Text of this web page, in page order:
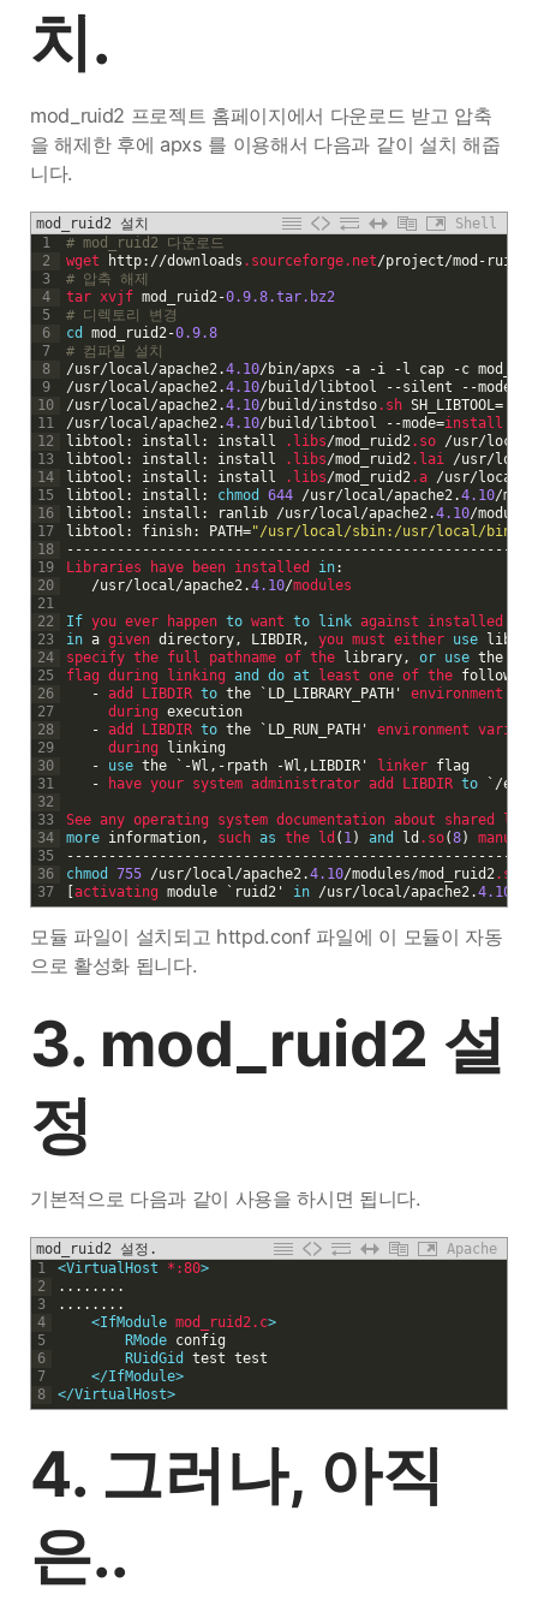
치.
mod_ruid2 프로젝트 홈페이지에서 다운로드 받고 압축
을 해제한 후에 apxs 를 이용해서 다음과 같이 설치 해줍
니다.
mod_ruid2 설치
Shell
1
2
3
4
5
6
7
8
9
10
11
12
13
14
15
16
17
18
19
20
21
22
23
24
25
26
27
28
29
30
31
32
33
34
35
36
37
# mod_ruid2 다운로드
wget
http: //downloads .sourceforge.net/project/mod - ruid
# 압축 해제
tar xvjf mod_ruid2 -0.9.8.tar.bz2
# 디렉토리 변경
cd
mod_ruid2 -0.9.8
# 컴파일 설치
/usr/local /apache2 .4.10/bin/apxs -a -i -l cap -c
/usr/local /apache2 .4.10/build /libtool --silent --mode
/usr/local /apache2 .4.10/build /instdso.sh SH_LIBTOOL =
/usr/local /apache2 .4.10/build /libtool --mode=install
libtool : install : install .libs/mod_ruid2 .so /usr/local
libtool : install : install .libs/mod_ruid2 .lai /usr/local
libtool : install : install .libs/mod_ruid2 .a /usr/local
libtool : install : chmod 644 /usr/local /apache2 .4.10/
libtool : install : ranlib /usr/local /apache2 .4.10/modules
libtool : finish: PATH="/usr/local/sbin:/usr/local/bin:/
-- -- -- -- -- -- -- -- -- -- -- -- -- -- -- -- -- -- -- -- -- -- -- -- -- -- --
Libraries
have been installed in:
/usr/local /apache2 .4.10/modules
If you ever happen to want to link against installed
in a given directory , LIBDIR , you must either use
specify the full pathname of the library , or use the
flag during linking and do at least one of the following
- add LIBDIR to the ` LD_LIBRARY PATH' environment
during execution
- add LIBDIR to the ` LD_RUN PATH' environment
during linking
-
use the ` -Wl , - rpath -Wl , LIBDIR ' linker flag
-
have your system administrator add LIBDIR to ` /etc
See any operating system documentation about shared
more information , such as the ld ( 1 ) and ld .so(8) manual
-- -- -- -- -- -- -- -- -- -- -- -- -- -- -- -- -- -- -- -- -- -- -- -- -- -- --
chmod
755 /usr/local /apache2 .4.10/modules/mod_ruid2 .so
[activating module ` ruid2 ' in /usr/local /apache2 .4.10
모듈 파일이 설치되고 httpd.conf 파일에 이 모듈이 자동
으로 활성화 됩니다.
3. mod_ruid2 설
정
기본적으로 다음과 같이 사용을 하시면 됩니다.
mod_ruid2 설정.
Apache
1
2
3
4
5
6
7
8
<VirtualHost *:80>
. . . . . . . .
. . . . . . . .
<IfModule mod_ruid2.c>
RMode config
RUidGid
test test
</IfModule>
</VirtualHost>
4. 그러나, 아직
은..